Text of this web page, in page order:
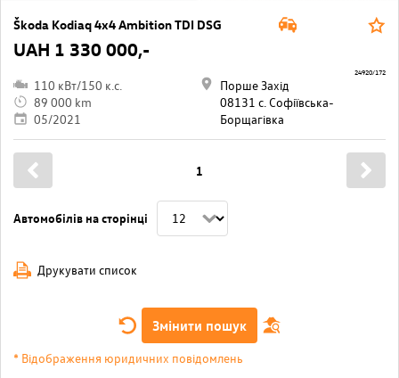
Škoda Kodiaq 4x4 Ambition TDI DSG
UAH 1 330 000,-
110 кВт/150 к.с.
89 000 km
05/2021
Порше Захід
08131 с. Софіївська-
Борщагівкa
24920/172
Автомобілів на сторінці
1
Друкувати список
Змінити пошук
* Відображення юридичних повідомлень